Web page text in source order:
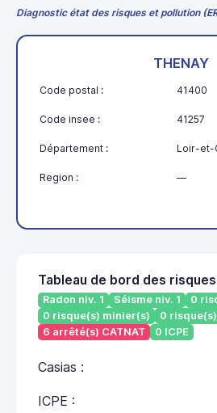
Diagnostic état des risques et pollution
THENAY
Code postal : 41400
Code insee : 41257
Département : Loir-et-
Region : —
Tableau de bord des
Radon niv. 1 Séisme niv. 1
0
0 risque(s) minier(s)
0
6 arrêté(s) CATNAT
0 ICPE
Casias :
ICPE :